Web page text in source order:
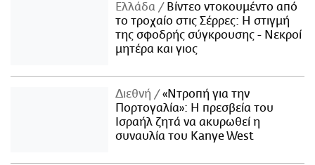
Ελλάδα
Βίντεο ντοκουμέντο από
το τροχαίο στις Σέρρες: Η στιγμή
της σφοδρής σύγκρουσης - Νεκροί
μητέρα και γιος
Διεθνή
«Ντροπή για την
Πορτογαλία»: Η πρεσβεία του
Ισραήλ ζητά να ακυρωθεί η
συναυλία του Kanye West